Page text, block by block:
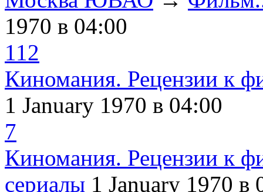
1970 в 04:00
112
Киномания. Рецензии к
1 January 1970 в 04:00
7
Киномания. Рецензии к
сериалы 1 January 1970 в